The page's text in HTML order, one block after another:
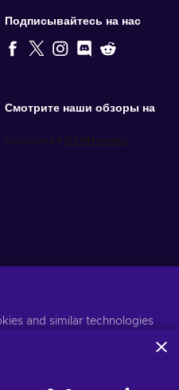
Подписывайтесь на нас
Смотрите наши обзоры на
and similar technologies
to enhance content,